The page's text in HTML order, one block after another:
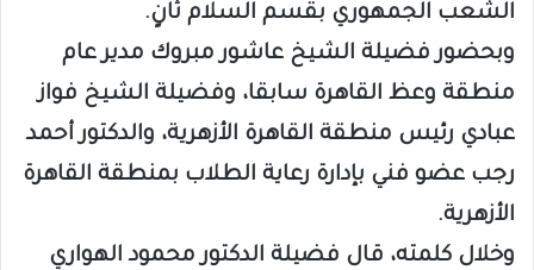
الشعب الجمهوري بقسم السلام ثانٍ.
وبحضور فضيلة الشيخ عاشور مبروك مدير عام
منطقة وعظ القاهرة سابقا، وفضيلة الشيخ فواز
عبادي رئيس منطقة القاهرة الأزهرية، والدكتور أحمد
رجب عضو فني بإدارة رعاية الطلاب بمنطقة القاهرة
الأزهرية.
وخلال كلمته، قال فضيلة الدكتور محمود الهواري